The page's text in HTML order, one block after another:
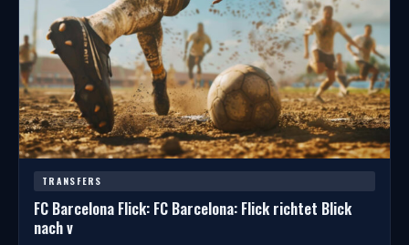
TRANSFERS
FC Barcelona Flick: FC Barcelona: Flick richtet Blick
nach v